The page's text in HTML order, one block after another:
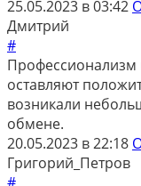
25.05.2023 в 03:42
Дмитрий
#
Профессионализм
оставляют
возникали
обмене.
20.05.2023 в 22:18
Григорий_Петров